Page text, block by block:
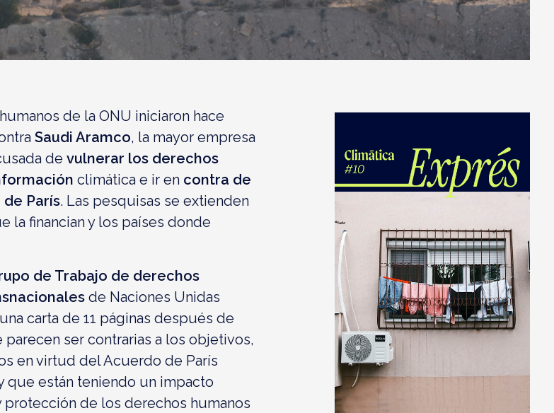
de la ONU iniciaron hace
Saudi Aramco, la mayor empresa
de vulnerar los derechos
climática e ir en contra de
París. Las pesquisas se extienden
la financian y los países donde
de Trabajo de derechos
de Naciones Unidas
carta de 11 páginas después de
ser contrarias a los objetivos,
en virtud del Acuerdo de París
que están teniendo un impacto
de los derechos humanos